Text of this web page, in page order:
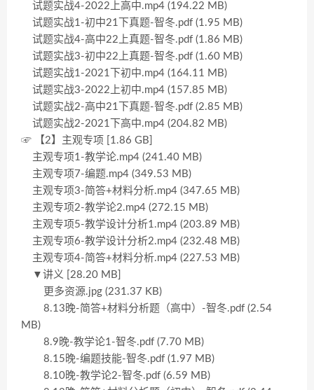
试题实战4-2022上高中.mp4 (194.22 MB)
试题实战1-初中21下真题-智冬.pdf (1.95 MB)
试题实战4-高中22上真题-智冬.pdf (1.86 MB)
试题实战3-初中22上真题-智冬.pdf (1.60 MB)
试题实战1-2021下初中.mp4 (164.11 MB)
试题实战3-2022上初中.mp4 (157.85 MB)
试题实战2-高中21下真题-智冬.pdf (2.85 MB)
试题实战2-2021下高中.mp4 (204.82 MB)
☞ 【2】主观专项 [1.86 GB]
主观专项1-教学论.mp4 (241.40 MB)
主观专项7-编题.mp4 (349.53 MB)
主观专项3-简答+材料分析.mp4 (347.65 MB)
主观专项2-教学论2.mp4 (272.15 MB)
主观专项5-教学设计分析1.mp4 (203.89 MB)
主观专项6-教学设计分析2.mp4 (232.48 MB)
主观专项4-简答+材料分析.mp4 (227.53 MB)
▼讲义 [28.20 MB]
更多资源.jpg (231.37 KB)
8.13晚-简答+材料分析题（高中）-智冬.pdf (2.54
MB)
8.9晚-教学论1-智冬.pdf (7.70 MB)
8.15晚-编题技能-智冬.pdf (1.97 MB)
8.10晚-教学论2-智冬.pdf (6.59 MB)